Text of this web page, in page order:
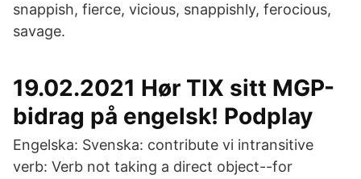
snappish, fierce, vicious, snappishly, ferocious,
savage.
19.02.2021 Hør TIX sitt MGP-
bidrag på engelsk! Podplay
Engelska: Svenska: contribute vi intransitive
verb: Verb not taking a direct object--for